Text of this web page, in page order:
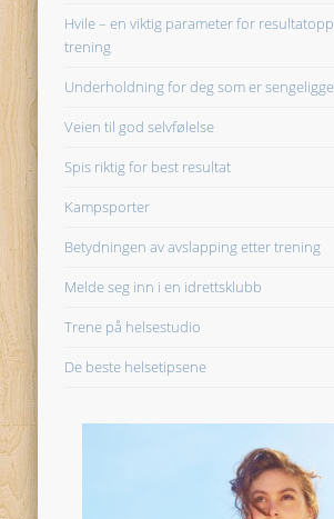
Hvile – en viktig parameter for
trening
Underholdning for deg som er
Veien til god selvfølelse
Spis riktig for best resultat
Kampsporter
Betydningen av avslapping etter trening
Melde seg inn i en idrettsklubb
Trene på helsestudio
De beste helsetipsene